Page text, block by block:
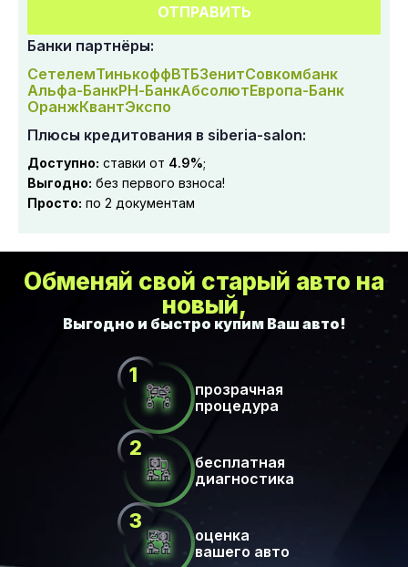
ОТПРАВИТЬ
Банки партнёры:
СетелемТинькоффВТБЗенитСовкомбанк
Альфа-БанкРН-БанкАбсолютЕвропа-Банк
ОранжКвантЭкспо
Плюсы кредитования в siberia-salon:
Доступно: ставки от 4.9%;
Выгодно: без первого взноса!
Просто: по 2 документам
Обменяй свой старый авто на
новый,
прозрачная
процедура
бесплатная
диагностика
оценка
вашего авто